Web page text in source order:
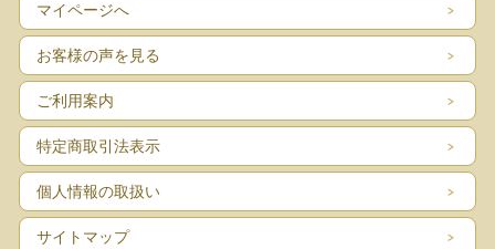
マイページへ
お客様の声を見る
ご利用案内
特定商取引法表示
個人情報の取扱い
サイトマップ